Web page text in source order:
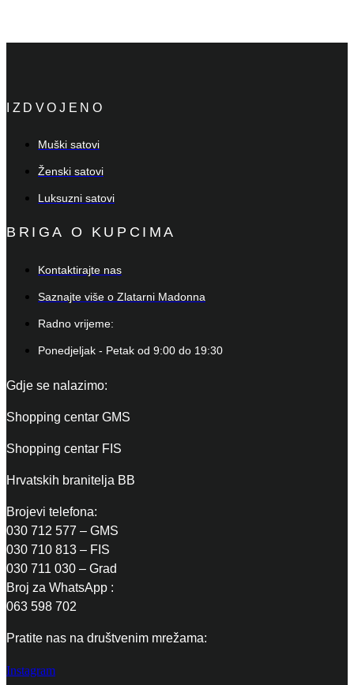
IZDVOJENO
Muški satovi
Ženski satovi
Luksuzni satovi
BRIGA O KUPCIMA
Kontaktirajte nas
Saznajte više o Zlatarni Madonna
Radno vrijeme:
Ponedjeljak - Petak od 9:00 do 19:30
Gdje se nalazimo:
Shopping centar GMS
Shopping centar FIS
Hrvatskih branitelja BB
Brojevi telefona:
030 712 577 – GMS
030 710 813 – FIS
030 711 030 – Grad
Broj za WhatsApp :
063 598 702
Pratite nas na društvenim mrežama:
Instagram